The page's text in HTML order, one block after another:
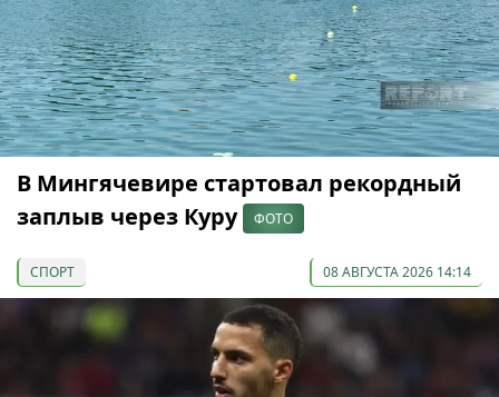
В Мингячевире стартовал рекордный
заплыв через Куру
ФОТО
СПОРТ 08 АВГУСТА 2026 14:14